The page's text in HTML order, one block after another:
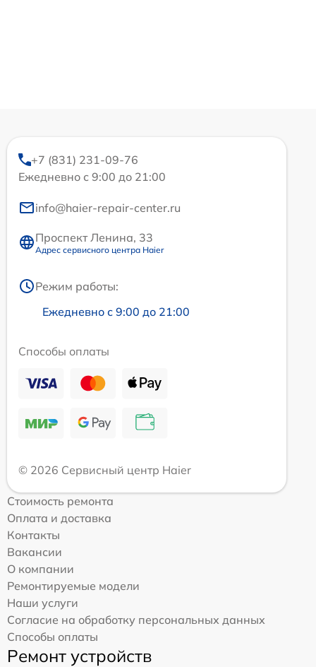
+7 (831) 231-09-76
Ежедневно с 9:00 до 21:00
info@haier-repair-center.ru
Проспект Ленина, 33
Адрес сервисного центра Haier
Режим работы:
Ежедневно с 9:00 до 21:00
Способы оплаты
© 2026 Сервисный центр Haier
Стоимость ремонта
Оплата и доставка
Контакты
Вакансии
О компании
Ремонтируемые модели
Наши услуги
Согласие на обработку персональных данных
Способы оплаты
Ремонт устройств